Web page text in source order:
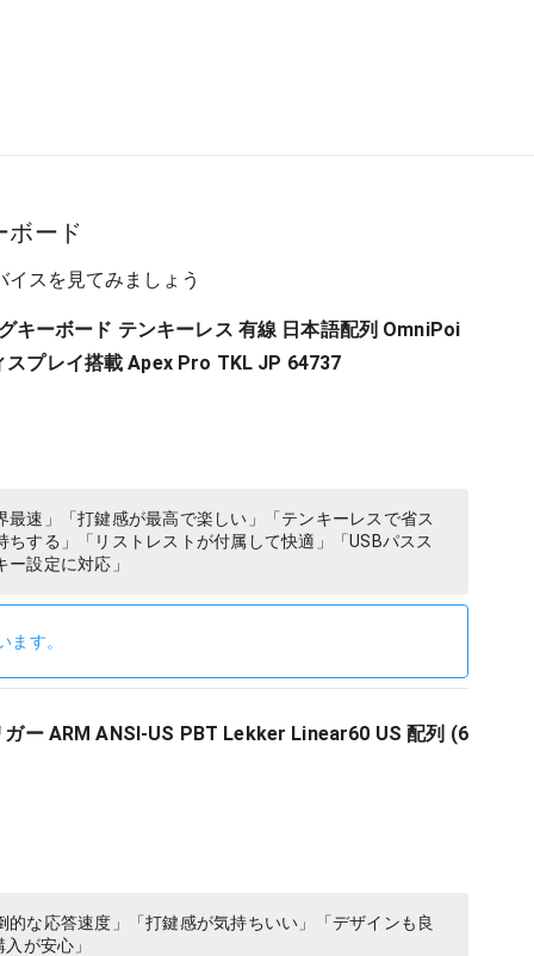
ボード
スを見てみましょう
キーボード テンキーレス 有線 日本語配列 OmniPoi
スプレイ搭載 Apex Pro TKL JP 64737
速」「打鍵感が最高で楽しい」「テンキーレスで省ス
する」「リストレストが付属して快適」「USBパスス
設定に対応」
す。
ー ARM ANSI-US PBT Lekker Linear60 US 配列 (6
な応答速度」「打鍵感が気持ちいい」「デザインも良
が安心」